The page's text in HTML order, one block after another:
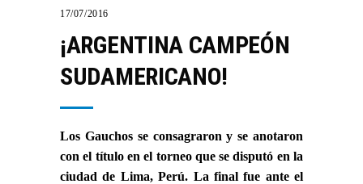
17/07/2016
¡ARGENTINA CAMPEÓN
SUDAMERICANO!
Los Gauchos se consagraron y se anotaron
con el título en el torneo que se disputó en la
ciudad de Lima, Perú. La final fue ante el